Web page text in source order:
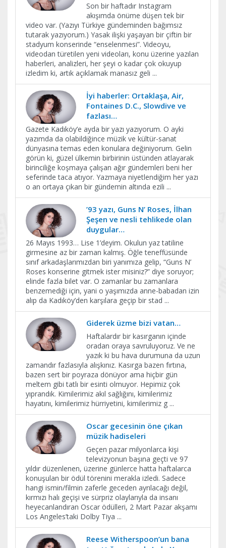
Son bir haftadır Instagram
akışımda önüme düşen tek bir
video var. (Yazıyı Türkiye gündeminden bağımsız
tutarak yazıyorum.) Yasak ilişki yaşayan bir çiftin bir
stadyum konserinde “enselenmesi”. Videoyu,
videodan türetilen yeni videoları, konu üzerine yazılan
haberleri, analizleri, her şeyi o kadar çok okuyup
izledim ki, artık açıklamak manasız geli ...
İyi haberler: Ortaklaşa, Air,
Fontaines D.C., Slowdive ve
fazlası…
Gazete Kadıköy’e ayda bir yazı yazıyorum. O ayki
yazımda da olabildiğince müzik ve kültür-sanat
dünyasına temas eden konulara değiniyorum. Gelin
görün ki, güzel ülkemin birbirinin üstünden atlayarak
birinciliğe koşmaya çalışan ağır gündemleri beni her
seferinde taca atıyor. Yazmaya niyetlendiğim her yazı
o an ortaya çıkan bir gündemin altında ezili ...
’93 yazı, Guns N’ Roses, İlhan
Şeşen ve nesli tehlikede olan
duygular…
26 Mayıs 1993… Lise 1’deyim. Okulun yaz tatiline
girmesine az bir zaman kalmış. Öğle teneffüsünde
sınıf arkadaşlarımızdan biri yanımıza gelip, “Guns N’
Roses konserine gitmek ister misiniz?” diye soruyor;
elinde fazla bilet var. O zamanlar bu zamanlara
benzemediği için, yani o yaşımızda anne-babadan izin
alıp da Kadıköy’den karşılara geçip bir stad ...
Giderek üzme bizi vatan…
Haftalardır bir kasırganın içinde
oradan oraya savruluyoruz. Ve ne
yazık ki bu hava durumuna da uzun
zamandır fazlasıyla alışkınız. Kasırga bazen fırtına,
bazen sert bir poyraza dönüyor ama hiçbir gün
meltem gibi tatlı bir esinti olmuyor. Hepimiz çok
yıprandık. Kimilerimiz akıl sağlığını, kimilerimiz
hayatını, kimilerimiz hürriyetini, kimilerimiz g ...
Oscar gecesinin öne çıkan
müzik hadiseleri
Geçen pazar milyonlarca kişi
televizyonun başına geçti ve 97
yıldır düzenlenen, üzerine günlerce hatta haftalarca
konuşulan bir ödül törenini merakla izledi. Sadece
hangi ismin/filmin zaferle geceden ayrılacağı değil,
kırmızı halı geçişi ve sürpriz olaylarıyla da insanı
heyecanlandıran Oscar ödülleri, 2 Mart Pazar akşamı
Los Angeles’taki Dolby Tiya ...
Reese Witherspoon’un bana